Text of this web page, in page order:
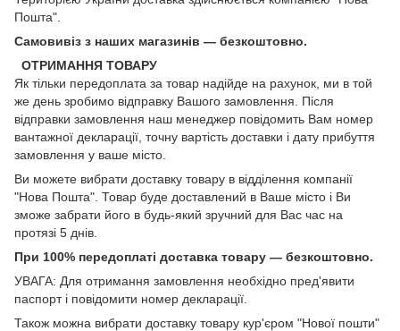
Пошта".
Самовивіз з наших магазинів — безкоштовно.
ОТРИМАННЯ ТОВАРУ
Як тільки передоплата за товар надійде на рахунок, ми в той
же день зробимо відправку Вашого замовлення. Після
відправки замовлення наш менеджер повідомить Вам номер
вантажної декларації, точну вартість доставки і дату прибуття
замовлення у ваше місто.
Ви можете вибрати доставку товару в відділення компанії
"Нова Пошта". Товар буде доставлений в Ваше місто і Ви
зможе забрати його в будь-який зручний для Вас час на
протязі 5 днів.
При 100% передоплаті доставка товару — безкоштовно.
УВАГА: Для отримання замовлення необхідно пред'явити
паспорт і повідомити номер декларації.
Також можна вибрати доставку товару кур'єром "Нової пошти"